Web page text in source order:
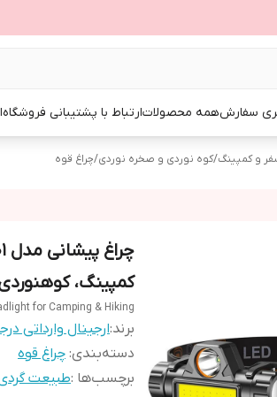
سفارشهمه محصولاتارتباط با پشتیبانی فروشگاه
و کمپینگ/کوه‌ نوردی و صخره نوردی/چراغ قوه
کمپینگ،
for Camping & Hiking
برند:ارجینال وارداتی
دسته‌بندی: چراغ قوه
برچسب‌ها :طبیعت